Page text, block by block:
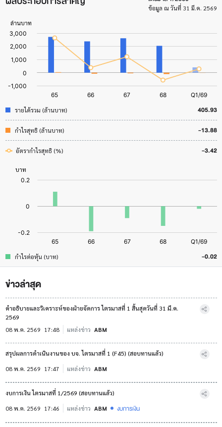
ข้อมูล ณ วันที่ 31 มี.ค. 2569
รายได้รวม (ล้านบาท) 405.93
กำไรสุทธิ (ล้านบาท) -13.88
อัตรากำไรสุทธิ (%) -3.42
กำไรต่อหุ้น (บาท) -0.02
ข่าวล่าสุด
คำอธิบายและวิเคราะห์ของฝ่ายจัดการ ไตรมาสที่ 1 สิ้นสุดวันที่ 31 มี.ค.
2569
08 พ.ค. 2569 17:48 แหล่งข่าว ABM
สรุปผลการดำเนินงานของ บจ. ไตรมาสที่ 1 (F45) (สอบทานแล้ว)
08 พ.ค. 2569 17:47 แหล่งข่าว ABM
งบการเงิน ไตรมาสที่ 1/2569 (สอบทานแล้ว)
08 พ.ค. 2569 17:46 แหล่งข่าว ABM งบการเงิน